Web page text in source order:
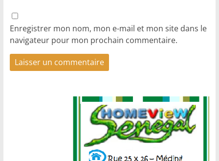
Enregistrer mon nom, mon e-mail et mon site dans le
navigateur pour mon prochain commentaire.